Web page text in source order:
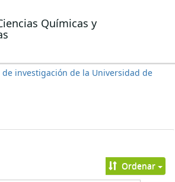
Químicas y
investigación de la Universidad de
Ordenar